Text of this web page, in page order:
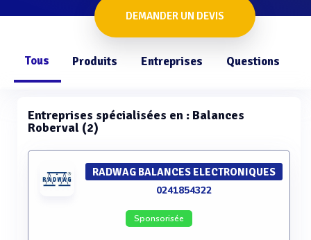
DEMANDER UN DEVIS
Tous Produits Entreprises Questions
Entreprises spécialisées en : Balances
Roberval (2)
RADWAG BALANCES ELECTRONIQUES
0241854322
Sponsorisée